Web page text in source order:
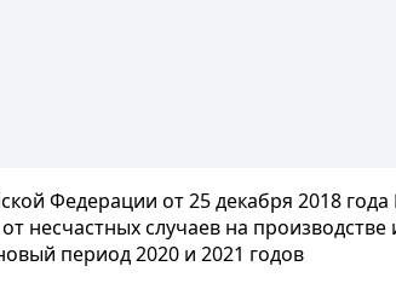
Федерации от 25 декабря 2018
несчастных случаев на
период 2020 и 2021 годов